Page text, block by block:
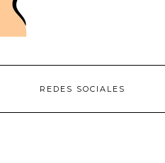
REDES SOCIALES